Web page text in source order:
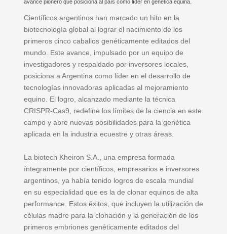
avance pionero que posiciona al país como líder en genética equina.
Científicos argentinos han marcado un hito en la
biotecnología global al lograr el nacimiento de los
primeros cinco caballos genéticamente editados del
mundo. Este avance, impulsado por un equipo de
investigadores y respaldado por inversores locales,
posiciona a Argentina como líder en el desarrollo de
tecnologías innovadoras aplicadas al mejoramiento
equino. El logro, alcanzado mediante la técnica
CRISPR-Cas9, redefine los límites de la ciencia en este
campo y abre nuevas posibilidades para la genética
aplicada en la industria ecuestre y otras áreas.
La biotech Kheiron S.A., una empresa formada
íntegramente por científicos, empresarios e inversores
argentinos, ya había tenido logros de escala mundial
en su especialidad que es la de clonar equinos de alta
performance. Estos éxitos, que incluyen la utilización de
células madre para la clonación y la generación de los
primeros embriones genéticamente editados del